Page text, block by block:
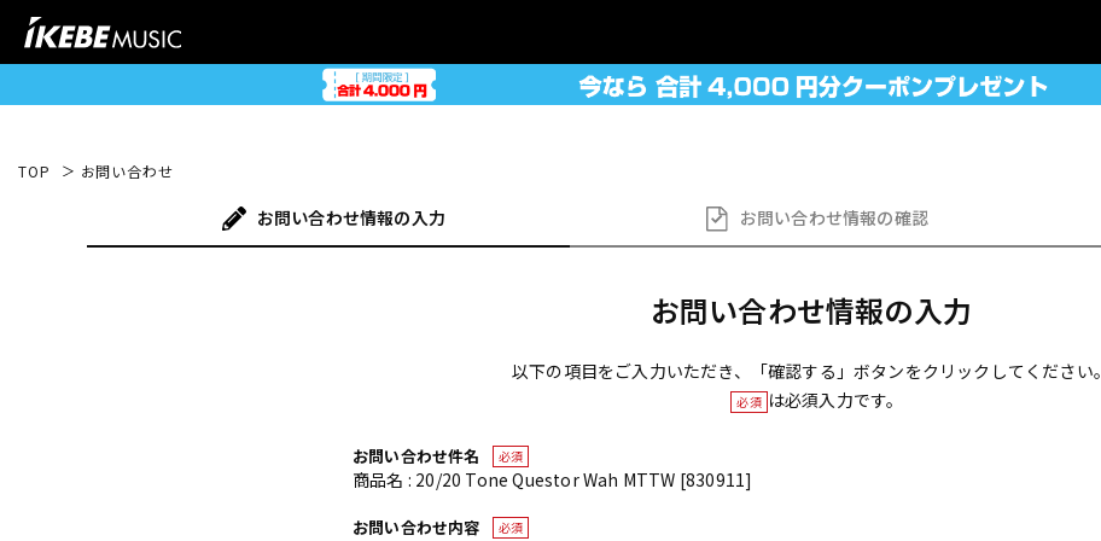
TOP お問い合わせ
お問い合わせ情報の入力 お問い合わせ情報の確認
お問い合わせ情報の入力
以下の項目をご入力いただき、「確認する」ボタンをクリックしてください。
必須 は必須入力です。
お問い合わせ件名 必須
商品名 : 20/20 Tone Questor Wah MTTW [830911]
お問い合わせ内容 必須